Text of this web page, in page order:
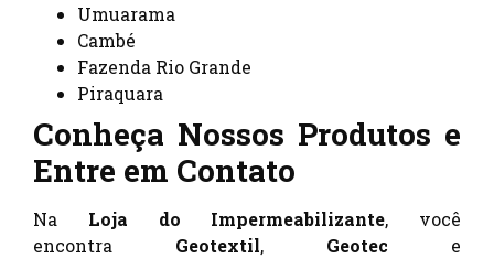
Umuarama
Cambé
Fazenda Rio Grande
Piraquara
Conheça Nossos Produtos e
Entre em Contato
Na Loja do Impermeabilizante, você
encontra Geotextil, Geotec e